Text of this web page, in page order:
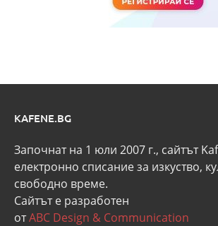
KAFENE.BG
Започнат на 1 юли 2007 г., сайтът
eлектронно списание за изкуство,
свободно време.
Сайтът е разработен
отABC Design & Communication